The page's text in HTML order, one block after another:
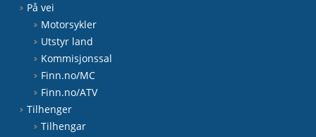
På vei
Motorsykler
Utstyr land
Kommisjonssal
Finn.no/MC
Finn.no/ATV
Tilhenger
Tilhengar